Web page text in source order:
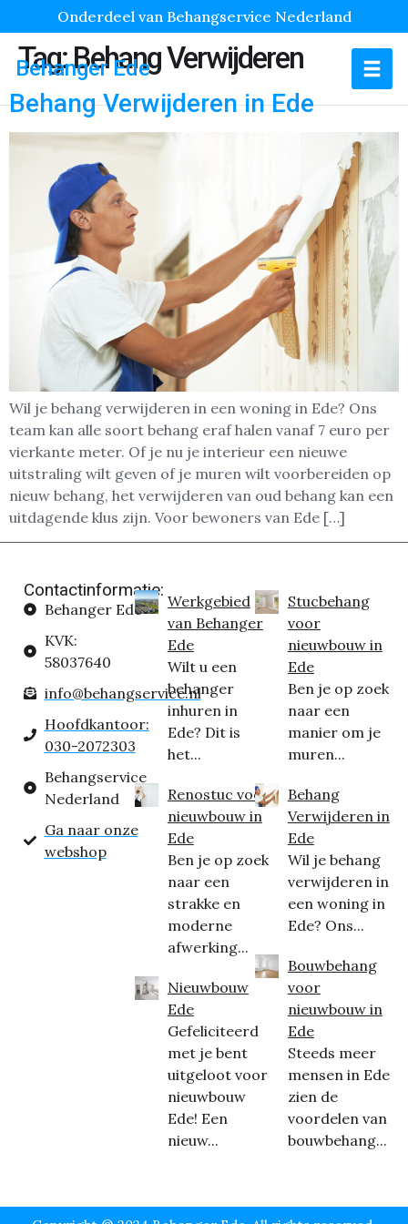
Onderdeel van Behangservice Nederland
Behanger Ede
Tag:Behang Verwijderen
Behang Verwijderen in Ede
Wil je behang verwijderen in een woning in Ede? Ons
team kan alle soort behang eraf halen vanaf 7 euro per
vierkante meter. Of je nu je interieur een nieuwe
uitstraling wilt geven of je muren wilt voorbereiden op
nieuw behang, het verwijderen van oud behang kan een
uitdagende klus zijn. Voor bewoners van Ede […]
Contactinformatie:
Behanger Ede
KVK:
58037640
info@behangservice.nl
Hoofdkantoor:
030-2072303
Behangservice
Nederland
Ga naar onze
webshop
Werkgebied
van Behanger
Ede
Wilt u een
behanger
inhuren in
Ede? Dit is
het...
Renostuc voor
nieuwbouw in
Ede
Ben je op zoek
naar een
strakke en
moderne
afwerking...
Nieuwbouw
Ede
Gefeliciteerd
met je bent
uitgeloot voor
nieuwbouw
Ede! Een
nieuw...
Stucbehang
voor
nieuwbouw in
Ede
Ben je op zoek
naar een
manier om je
muren...
Behang
Verwijderen in
Ede
Wil je behang
verwijderen in
een woning in
Ede? Ons...
Bouwbehang
voor
nieuwbouw in
Ede
Steeds meer
mensen in Ede
zien de
voordelen van
bouwbehang...